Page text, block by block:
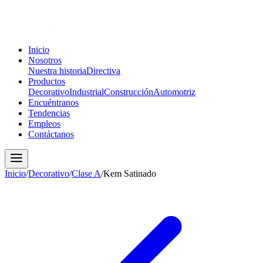
Inicio
Nosotros
Nuestra historiaDirectiva
Productos
DecorativoIndustrialConstrucciónAutomotriz
Encuéntranos
Tendencias
Empleos
Contáctanos
Inicio/Decorativo/Clase A/Kem Satinado